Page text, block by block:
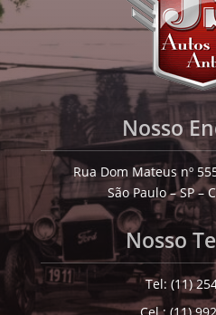
Nosso
Rua Dom Mateus nº
São Paulo – SP –
Nosso
Tel: (11)